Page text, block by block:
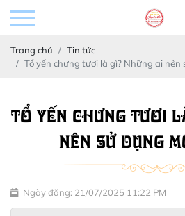
Trang chủ
Tin tức
Tổ yến chưng tươi là gì? Những ai nên
TỔ YẾN CHƯNG TƯƠI
NÊN SỬ DỤNG
Ngày đăng: 21/07/2025 11:22 PM